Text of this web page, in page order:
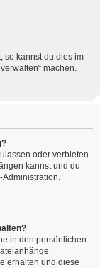
so kannst du dies im
machen.
oder verbieten.
kannst und du
Administration.
in den persönlichen
erhalten und diese